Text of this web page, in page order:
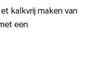
kalkvrij maken van
een